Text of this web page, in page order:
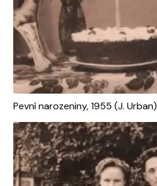
Pevní narozeniny, 1955 (J. Urban)